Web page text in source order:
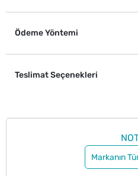
Ödeme Yöntemi
Teslimat Seçenekleri
Markanın